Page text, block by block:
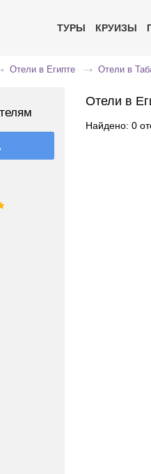
ТУРЫ КРУИЗЫ
Отели в Египте Отели в
Отели в
Найдено: 0